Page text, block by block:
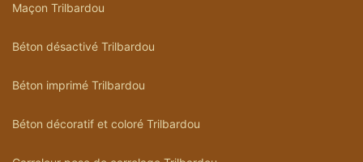
Maçon Trilbardou
Béton désactivé Trilbardou
Béton imprimé Trilbardou
Béton décoratif et coloré Trilbardou